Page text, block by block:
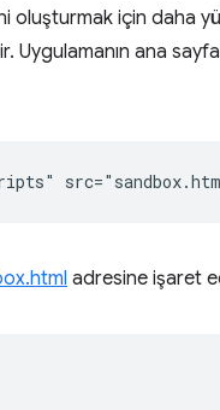
oluşturmak için daha
Uygulamanın ana
adresine işaret